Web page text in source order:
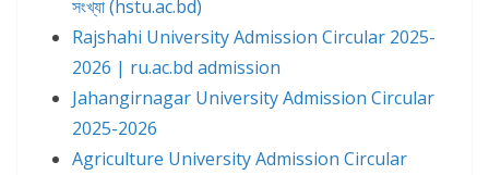
সংখ্যা (hstu.ac.bd)
Rajshahi University Admission Circular 2025-
2026 | ru.ac.bd admission
Jahangirnagar University Admission Circular
2025-2026
Agriculture University Admission Circular